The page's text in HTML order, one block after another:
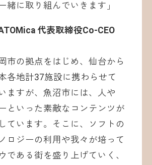
緒に取り組んでいきます」
代表取締役Co-CEO
市の拠点をはじめ、仙台から
各地計37施設に携わらせて
ますが、魚沼市には、人や
といった素敵なコンテンツが
ています。そこに、ソフトの
ロジーの利用や我々が培って
である街を盛り上げていく、